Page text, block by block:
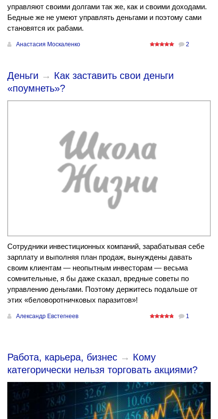
управляют своими долгами так же, как и своими доходами.
Бедные же не умеют управлять деньгами и поэтому сами
становятся их рабами.
Анастасия Москаленко 2
Деньги → Как заставить свои деньги
«поумнеть»?
Сотрудники инвестиционных компаний, зарабатывая себе
зарплату и выполняя план продаж, вынуждены давать
своим клиентам — неопытным инвесторам — весьма
сомнительные, я бы даже сказал, вредные советы по
управлению деньгами. Поэтому держитесь подальше от
этих «беловоротничковых паразитов»!
Александр Евстегнеев 1
Работа, карьера, бизнес → Кому
категорически нельзя торговать акциями?